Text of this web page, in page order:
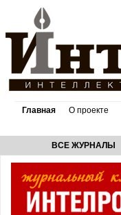
Главная О проекте
ВСЕ ЖУРНАЛЫ